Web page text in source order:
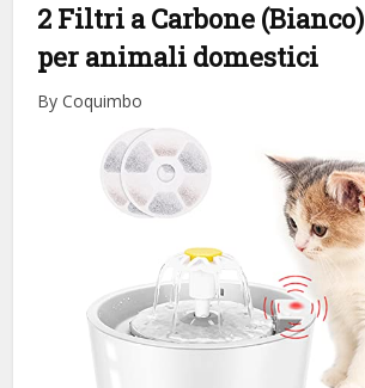
2 Filtri a Carbone (Bianco)
per animali domestici
By Coquimbo